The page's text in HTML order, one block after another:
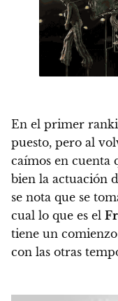
En el primer
puesto, pero al
caímos en cuenta
bien la actuación
se nota que se
cual lo que es el
tiene un
con las otras